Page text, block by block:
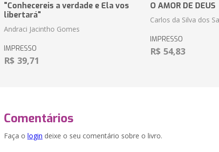
"Conhecereis a verdade e Ela vos
libertará"
Andraci Jacintho Gomes
IMPRESSO
R$ 39,71
O AMOR DE DEUS
Carlos da Silva dos
IMPRESSO
R$ 54,83
Comentários
Faça o login deixe o seu comentário sobre o livro.